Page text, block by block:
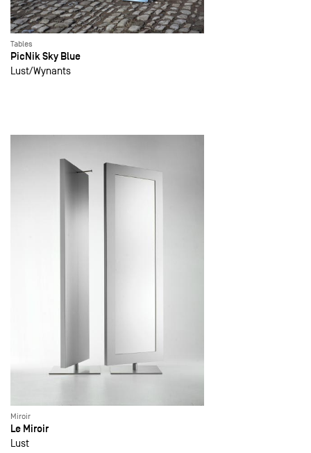
Tables
PicNik Sky Blue
Lust Wynants
Miroir
Le Miroir
Lust